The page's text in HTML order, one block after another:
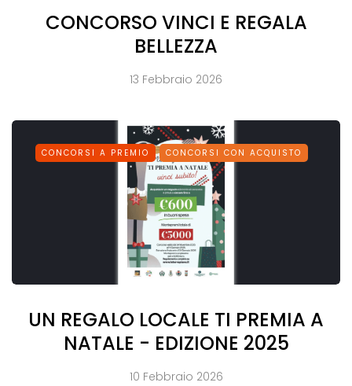
CONCORSO VINCI E REGALA
BELLEZZA
13 Febbraio 2026
CONCORSI A PREMIO CONCORSI CON ACQUISTO
UN REGALO LOCALE TI PREMIA A
NATALE - EDIZIONE 2025
10 Febbraio 2026